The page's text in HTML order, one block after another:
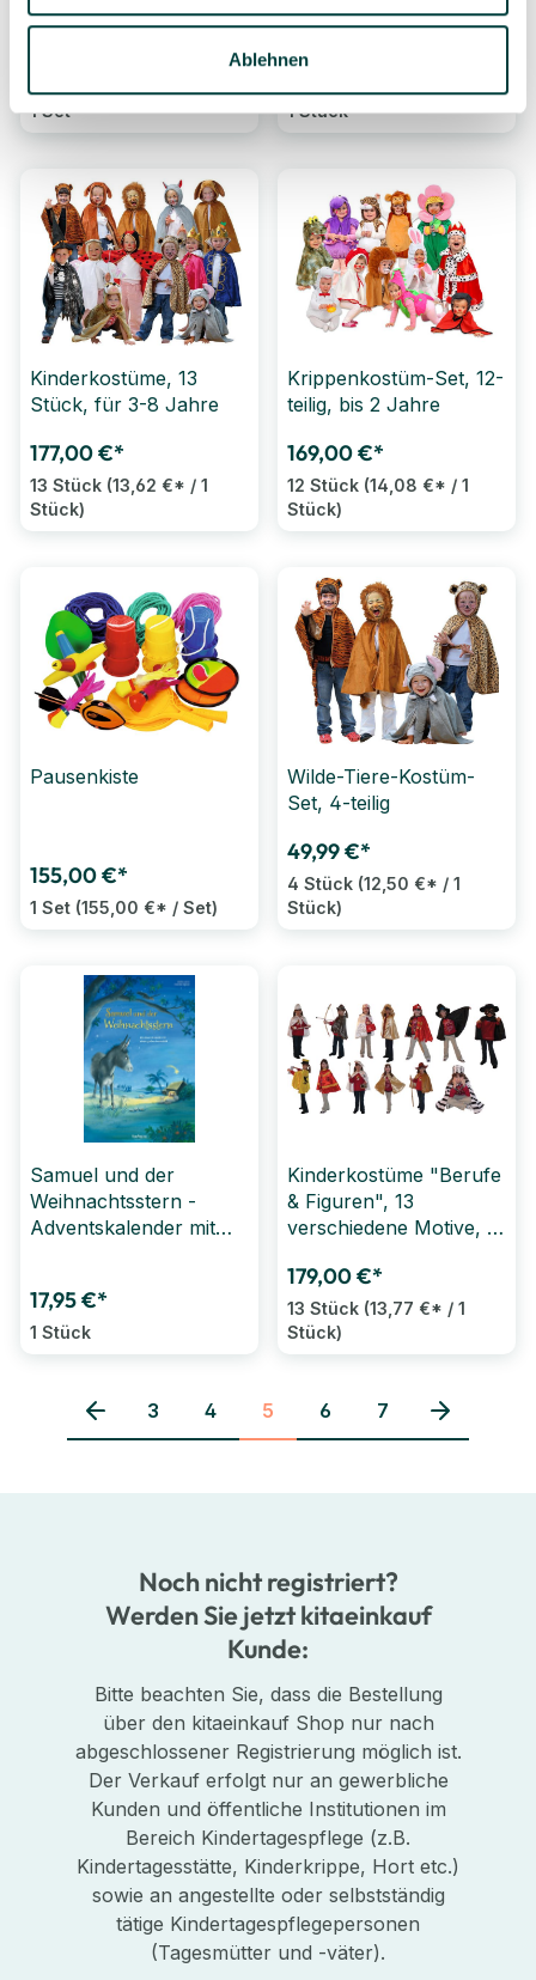
Ablehnen
1 Set
transparent, 25m
(SONDERANGEBOT)
1 Stück
Kinderkostüme, 13
Stück, für 3-8 Jahre
177,00 €*
13 Stück (13,62 €* / 1
Stück)
Krippenkostüm-Set, 12-
teilig, bis 2 Jahre
169,00 €*
12 Stück (14,08 €* / 1
Stück)
Pausenkiste
155,00 €*
1 Set (155,00 €* / Set)
Wilde-Tiere-Kostüm-
Set, 4-teilig
49,99 €*
4 Stück (12,50 €* / 1
Stück)
Samuel und der
Weihnachtsstern -
Adventskalender mit
17,95 €*
1 Stück
Kinderkostüme "Berufe
& Figuren", 13
verschiedene Motive, 3-
179,00 €*
13 Stück (13,77 €* / 1
Stück)
Seite
3 Seite
4 Seite
5 Seite
6 Seite
7
Noch nicht registriert?
Werden Sie jetzt kitaeinkauf
Kunde:
Bitte beachten Sie, dass die Bestellung
über den kitaeinkauf Shop nur nach
abgeschlossener Registrierung möglich ist.
Der Verkauf erfolgt nur an gewerbliche
Kunden und öffentliche Institutionen im
Bereich Kindertagespflege (z.B.
Kindertagesstätte, Kinderkrippe, Hort etc.)
sowie an angestellte oder selbstständig
tätige Kindertagespflegepersonen
(Tagesmütter und -väter).